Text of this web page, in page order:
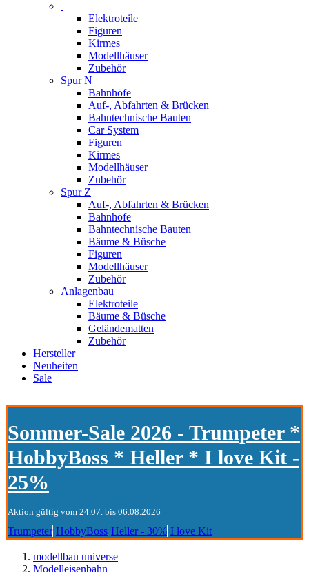
Elektroteile
Figuren
Kirmes
Modellhäuser
Zubehör
Spur N
Bahnhöfe
Auf-, Abfahrten & Brücken
Bahntechnische Bauten
Car System
Figuren
Kirmes
Modellhäuser
Zubehör
Spur Z
Auf-, Abfahrten & Brücken
Bahnhöfe
Bahntechnische Bauten
Bäume & Büsche
Figuren
Modellhäuser
Zubehör
Anlagenbau
Elektroteile
Bäume & Büsche
Geländematten
Zubehör
Hersteller
Neuheiten
Sale
Sommer-Sale 2026 - Trumpeter *
HobbyBoss * Heller * I love Kit -
25%
Aktion gültig vom 24.07. bis 06.08.2026
Trumpeter HobbyBoss Heller - 30% I love Kit
modellbau universe
Modelleisenbahn